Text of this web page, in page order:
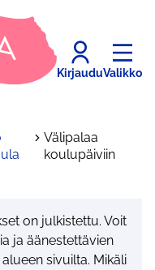
KirjauduValikko
Välipalaa
koulupäiviin
on julkistettu. Voit
ja äänestettävien
sivuilta. Mikäli